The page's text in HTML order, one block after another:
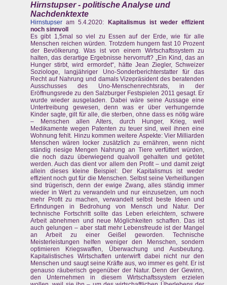
Hirnstupser - politische Analyse und
Nachdenktexte
Hirnstupser am 5.4.2020:
Kapitalismus ist weder effizient
noch sinnvoll
Es gibt 1,5mal so viel zu Essen auf der Erde, wie für alle
Menschen reichen würden. Trotzdem hungern fast 10 Prozent
der Bevölkerung. Was ist von einem Wirtschaftssystem zu
halten, das derartige Ergebnisse hervorruft? „Ein Kind, das an
Hunger stirbt, wird ermordet“, hätte Jean Ziegler, Schweizer
Soziologe, langjähriger Uno-Sonderberichterstatter für das
Recht auf Nahrung und damals Vizepräsident des beratenden
Ausschusses des Uno-Menschenrechtsrats, in der
Eröffnungsrede zu den Salzburger Festspielen 2011 gesagt. Er
wurde wieder ausgeladen. Dabei wäre seine Aussage eine
Untertreibung gewesen, denn was er über verhungernde
Kinder sagte, gilt für alle, die sterben, ohne dass es nötig wäre
– Menschen allen Alters, durch Hunger, Krieg, weil
Medikamente wegen Patenten zu teuer sind, weil ihnen eine
Wohnung fehlt. Hinzu kommen weitere Aspekte: Vier Milliarden
Menschen wären locker zusätzlich zu ernähren, wenn nicht
ständig riesige Mengen Nahrung an Tiere verfüttert würden,
die noch dazu überwiegend qualvoll gehalten und getötet
werden. Auch das dient vor allem den Profit – und damit zeigt
allein dieses kleine Beispiel: Der Kapitalismus ist weder
effizient noch gut für die Menschen. Selbst seine Verheißungen
sind trügerisch, denn der ewige Zwang, alles ständig immer
wieder in Wert zu verwandeln und nur einzusetzen, um noch
mehr Profit zu machen, verwandelt selbst beste Ideen und
Erfindungen in Bedrohung von Mensch und Natur. Der
technische Fortschritt sollte das Leben erleichtern, schwere
Arbeit abnehmen und neue Möglichkeiten schaffen. Das ist
auch gelungen – aber statt mehr Lebensfreude ist der Mangel
an Arbeit zu einer Geißel geworden. Technische
Meisterleistungen helfen weniger den Menschen, sondern
optimieren Kriegswaffen, Überwachung und Ausbeutung.
Kapitalistisches Wirtschaften unterwirft dabei nicht nur den
Menschen und saugt seine Kräfte aus, wo immer es geht. Er ist
genauso räuberisch gegenüber der Natur. Denn der Gewinn,
den Unternehmen in diesem Wirtschaftssystem erzielen